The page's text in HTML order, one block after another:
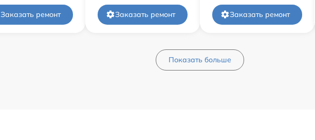
Заказать ремонт Заказать ремонт Заказать ремонт
Показать больше